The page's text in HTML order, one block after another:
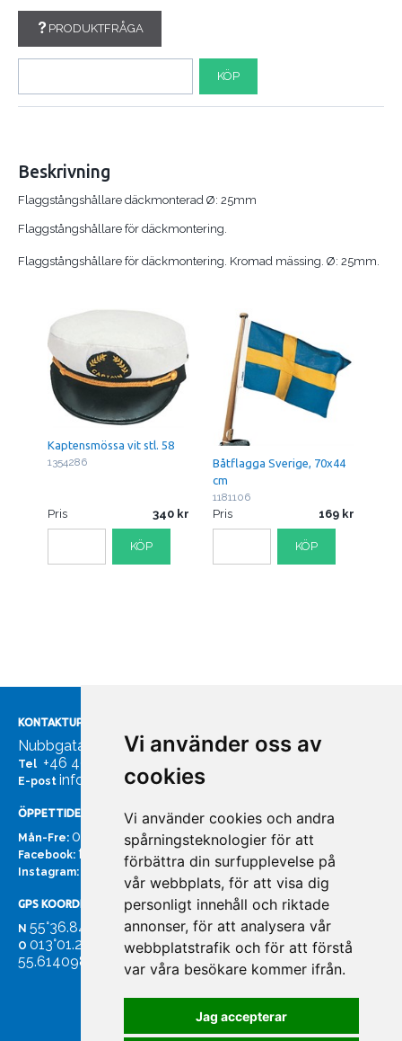
Vi använder oss av
cookies
Vi använder cookies och andra
spårningsteknologier för att
förbättra din surfupplevelse på
vår webbplats, för att visa dig
personligt innehåll och riktade
annonser, för att analysera vår
webbplatstrafik och för att förstå
var våra besökare kommer ifrån.
Jag accepterar
PRODUKTFRÅGA
KÖP
Beskrivning
Flaggstångshållare däckmonterad Ø: 25mm
Flaggstångshållare för däckmontering.
Flaggstångshållare för däckmontering. Kromad mässing. Ø: 25mm.
Kaptensmössa vit stl. 58
1354286
Pris 340
KÖP
Båtflagga Sverige, 70x44
cm
1181106
Pris 169
KÖP
KONTAKTUPPGIFTER
Nubbgatan 7, 211 24 Malmö
Tel +46 40185561
E-post info@bachmans.se
ÖPPETTIDER
Mån-Fre: 07:00 - 16:00
Facebook: facebook.com/bachmans.se
Instagram: instagram.com/bachmans.se
GPS KOORDINATER
N 55°36.847
O 013°01.255'
55.614098. 13.020931'